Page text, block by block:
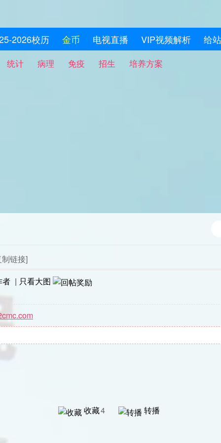
2026校历 金币 电视直播 VIP视频解析 给
统计 病理 免疫 招生 培养方案
制链接]
者 | 只看大图
收藏4 转播